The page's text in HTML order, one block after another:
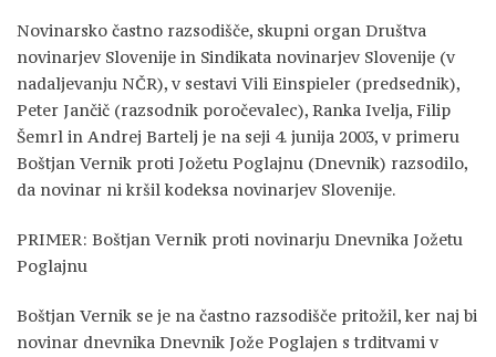
Novinarsko častno razsodišče, skupni organ Društva
novinarjev Slovenije in Sindikata novinarjev Slovenije (v
nadaljevanju NČR), v sestavi Vili Einspieler (predsednik),
Peter Jančič (razsodnik poročevalec), Ranka Ivelja, Filip
Šemrl in Andrej Bartelj je na seji 4. junija 2003, v primeru
Boštjan Vernik proti Jožetu Poglajnu (Dnevnik) razsodilo,
da novinar ni kršil kodeksa novinarjev Slovenije.
PRIMER: Boštjan Vernik proti novinarju Dnevnika Jožetu
Poglajnu
Boštjan Vernik se je na častno razsodišče pritožil, ker naj bi
novinar dnevnika Dnevnik Jože Poglajen s trditvami v